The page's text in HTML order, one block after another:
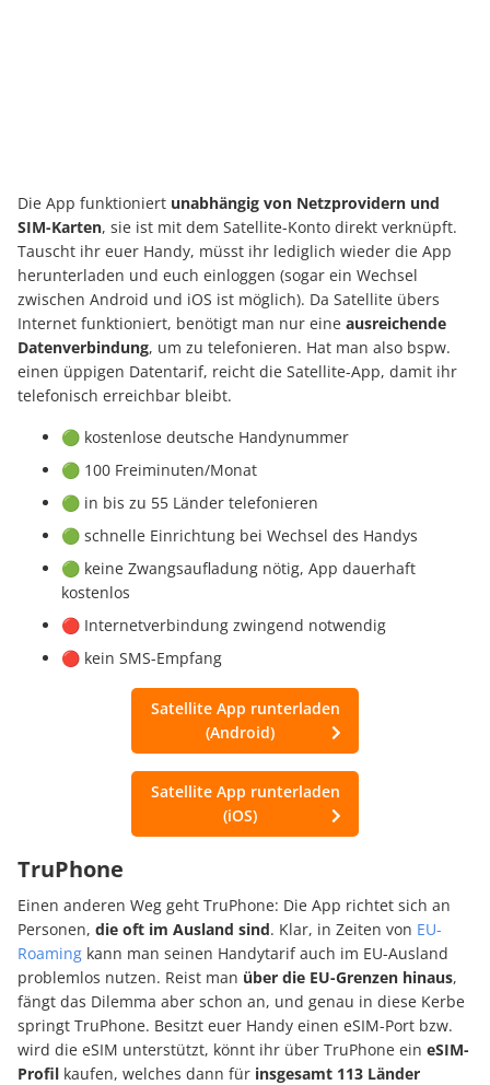
Die App funktioniert unabhängig von Netzprovidern und
SIM-Karten, sie ist mit dem Satellite-Konto direkt verknüpft.
Tauscht ihr euer Handy, müsst ihr lediglich wieder die App
herunterladen und euch einloggen (sogar ein Wechsel
zwischen Android und iOS ist möglich). Da Satellite übers
Internet funktioniert, benötigt man nur eine ausreichende
Datenverbindung, um zu telefonieren. Hat man also bspw.
einen üppigen Datentarif, reicht die Satellite-App, damit ihr
telefonisch erreichbar bleibt.
🟢 kostenlose deutsche Handynummer
🟢 100 Freiminuten/Monat
🟢 in bis zu 55 Länder telefonieren
🟢 schnelle Einrichtung bei Wechsel des Handys
🟢 keine Zwangsaufladung nötig, App dauerhaft
kostenlos
🔴 Internetverbindung zwingend notwendig
🔴 kein SMS-Empfang
Satellite App runterladen
(Android)
Satellite App runterladen
(iOS)
TruPhone
Einen anderen Weg geht TruPhone: Die App richtet sich an
Personen, die oft im Ausland sind. Klar, in Zeiten von EU-
Roaming kann man seinen Handytarif auch im EU-Ausland
problemlos nutzen. Reist man über die EU-Grenzen hinaus,
fängt das Dilemma aber schon an, und genau in diese Kerbe
springt TruPhone. Besitzt euer Handy einen eSIM-Port bzw.
wird die eSIM unterstützt, könnt ihr über TruPhone ein eSIM-
Profil kaufen, welches dann für insgesamt 113 Länder